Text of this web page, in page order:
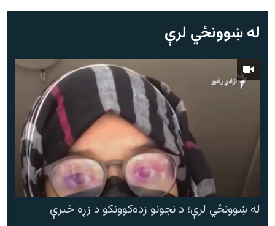
له ښوونځي لرې
له ښوونځي لرې؛ د نجونو زده‌کوونکو د زړه خبرې